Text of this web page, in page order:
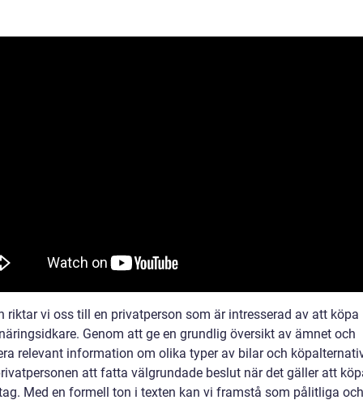
riktar vi oss till en privatperson som är intresserad av att
Genom att ge en grundlig översikt av ämnet och
relevant information om olika typer av bilar och
att fatta välgrundade beslut när det gäller att
Med en formell ton i texten kan vi framstå som pålitliga och